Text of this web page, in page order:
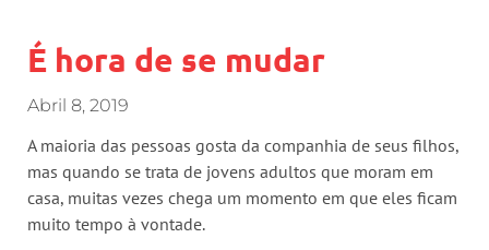
É hora de se mudar
Abril 8, 2019
A maioria das pessoas gosta da companhia de seus filhos,
mas quando se trata de jovens adultos que moram em
casa, muitas vezes chega um momento em que eles ficam
muito tempo à vontade.